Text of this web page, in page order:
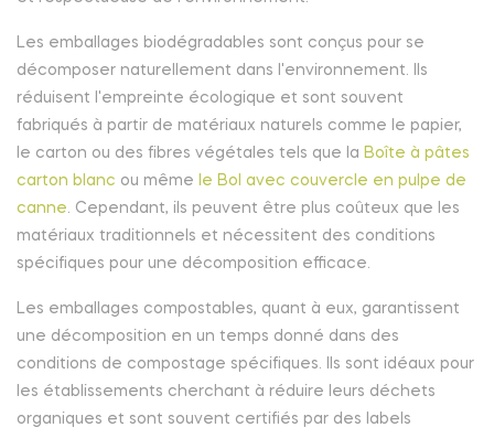
Les emballages biodégradables sont conçus pour se
décomposer naturellement dans l'environnement. Ils
réduisent l'empreinte écologique et sont souvent
fabriqués à partir de matériaux naturels comme le papier,
le carton ou des fibres végétales tels que la Boîte à pâtes
carton blanc ou même
le Bol avec couvercle en pulpe de
canne. Cependant, ils peuvent être plus coûteux que les
matériaux traditionnels et nécessitent des conditions
spécifiques pour une décomposition efficace.
Les emballages compostables, quant à eux, garantissent
une décomposition en un temps donné dans des
conditions de compostage spécifiques. Ils sont idéaux pour
les établissements cherchant à réduire leurs déchets
organiques et sont souvent certifiés par des labels